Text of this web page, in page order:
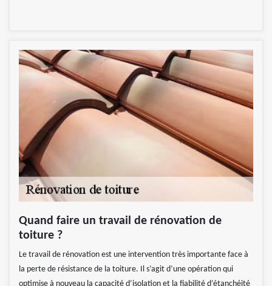
Quand faire un travail de rénovation de
toiture ?
Le travail de rénovation est une intervention très importante face à
la perte de résistance de la toiture. Il s’agit d’une opération qui
optimise à nouveau la capacité d’isolation et la fiabilité d’étanchéité